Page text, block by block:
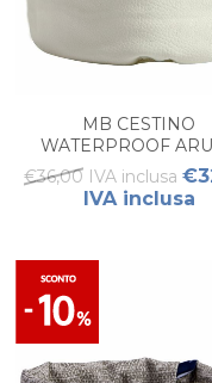
MB CESTINO
WATERPROOF
BLUE M
€36,00 IVA inclusa
IVA inclusa